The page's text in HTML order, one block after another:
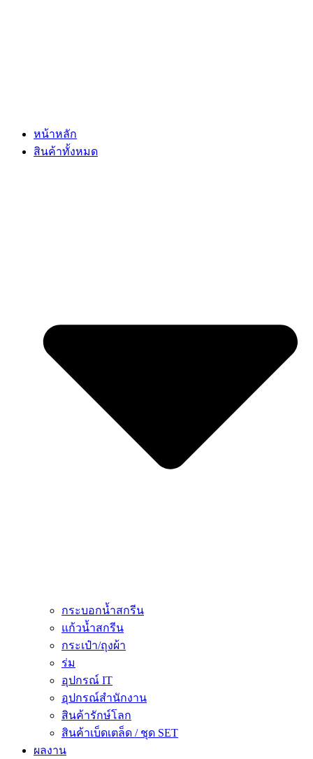
หน้าหลัก
สินค้าทั้งหมด
กระบอกน้ำสกรีน
แก้วน้ำสกรีน
กระเป๋า/ถุงผ้า
ร่ม
อุปกรณ์ IT
อุปกรณ์สำนักงาน
สินค้ารักษ์โลก
สินค้าเบ็ดเตล็ด / ชุด SET
ผลงาน